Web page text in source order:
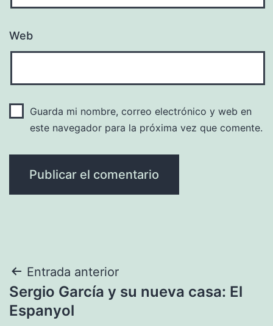
Web
Guarda mi nombre, correo electrónico y web en
este navegador para la próxima vez que comente.
Navegación
de
Entrada anterior
Sergio García y su nueva casa: El
Espanyol